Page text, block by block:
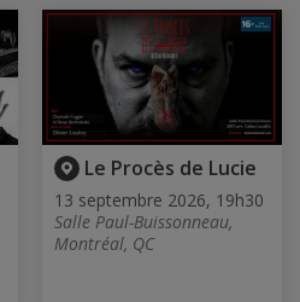
Le Procès de Lucie
13 septembre 2026, 19h30
Salle Paul-Buissonneau,
Montréal, QC